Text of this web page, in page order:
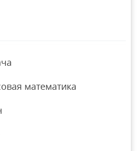
математика